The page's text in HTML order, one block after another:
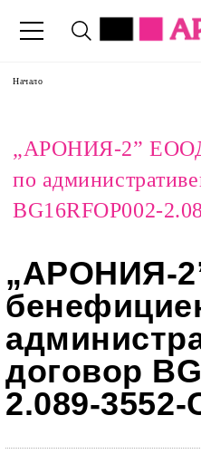
Начало
„АРОНИЯ-2”
по
BG16RFOP002-
„АРОНИЯ-
договор
2.089-3552-